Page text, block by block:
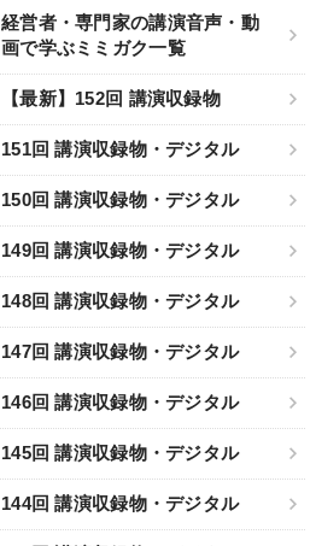
経営者・専門家の講演音声・動
画で学ぶミミガク一覧
【最新】152回 講演収録物
151回 講演収録物・デジタル
150回 講演収録物・デジタル
149回 講演収録物・デジタル
148回 講演収録物・デジタル
147回 講演収録物・デジタル
146回 講演収録物・デジタル
145回 講演収録物・デジタル
144回 講演収録物・デジタル